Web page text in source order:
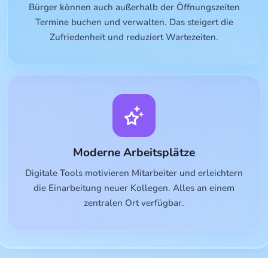
Bürger können auch außerhalb der Öffnungszeiten
Termine buchen und verwalten. Das steigert die
Zufriedenheit und reduziert Wartezeiten.
Moderne Arbeitsplätze
Digitale Tools motivieren Mitarbeiter und erleichtern
die Einarbeitung neuer Kollegen. Alles an einem
zentralen Ort verfügbar.